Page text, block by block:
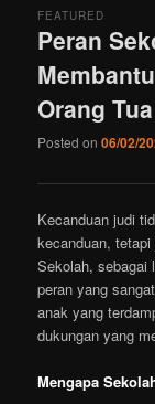
Peran
Orang Tua
FEATURED
Posted on06/02/
Kecanduan judi
kecanduan,
Sekolah, sebagai
peran yang
anak yang
dukungan yang
Mengapa